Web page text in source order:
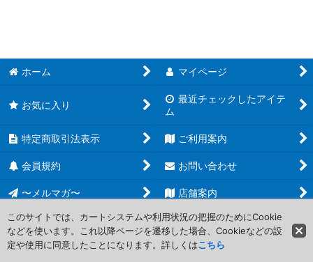
【C16】統率者2016
【C15】統率者2015
【C14】統率者2014
【C13】統率者2013
【CMA】Commander's Arsenal
ホーム マイページ
お気に入り
最近チェックしたアイテ
ム
特定商取引法表示 ご利用案内
会員規約 お問い合わせ
〜メルマガ〜 店舗案内
Copyright (C) 2006-2017 PROJECT CORE Corporation. All Rights
Reserved.
このサイトでは、カートシステムや利用状況の把握のためにCookie
などを使います。これ以降ページを遷移した場合、Cookieなどの設
定や使用に同意したことになります。詳しくはこちら